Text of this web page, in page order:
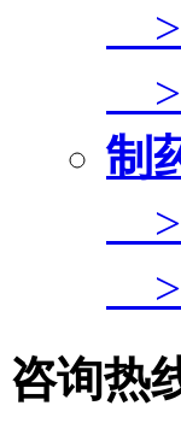
>
>
制
>
>
咨询热